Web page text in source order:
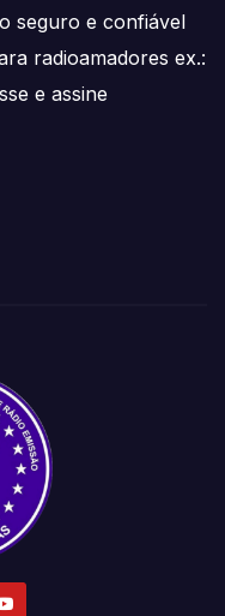
seguro e confiável
radioamadores ex.:
e assine